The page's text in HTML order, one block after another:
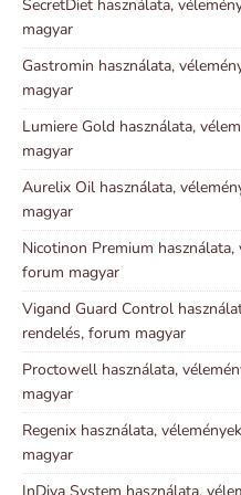
SecretDiet használata,
magyar
Gastromin használata,
magyar
Lumiere Gold használata,
magyar
Aurelix Oil használata,
magyar
Nicotinon Premium használata,
forum magyar
Vigand Guard Control
rendelés, forum magyar
Proctowell használata,
magyar
Regenix használata,
magyar